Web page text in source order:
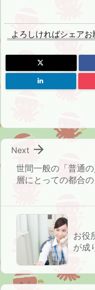
よろしければシェアお
世間一般の「普通
層にとっての都合

Next
お役
が成